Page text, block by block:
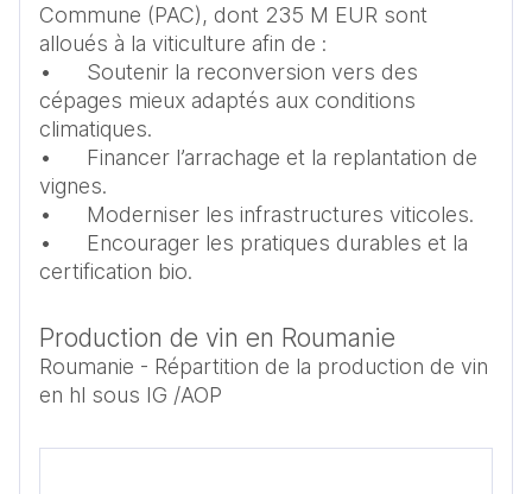
Commune (PAC), dont 235 M EUR sont
alloués à la viticulture afin de :
•	Soutenir la reconversion vers des
cépages mieux adaptés aux conditions
climatiques.
•	Financer l’arrachage et la replantation de
vignes.
•	Moderniser les infrastructures viticoles.
•	Encourager les pratiques durables et la
Production de vin en Roumanie
Roumanie - Répartition de la production de vin
en hl sous IG /AOP